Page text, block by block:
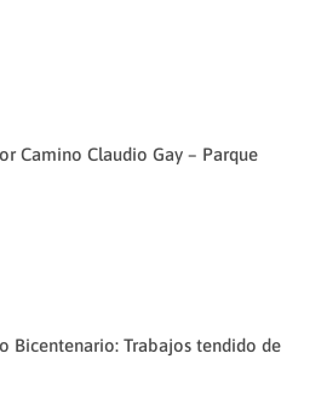
Camino Claudio Gay – Parque
Bicentenario: Trabajos tendido de